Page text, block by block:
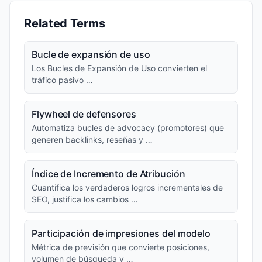
Related Terms
Bucle de expansión de uso
Los Bucles de Expansión de Uso convierten el
tráfico pasivo …
Flywheel de defensores
Automatiza bucles de advocacy (promotores) que
generen backlinks, reseñas y …
Índice de Incremento de Atribución
Cuantifica los verdaderos logros incrementales de
SEO, justifica los cambios …
Participación de impresiones del modelo
Métrica de previsión que convierte posiciones,
volumen de búsqueda y …